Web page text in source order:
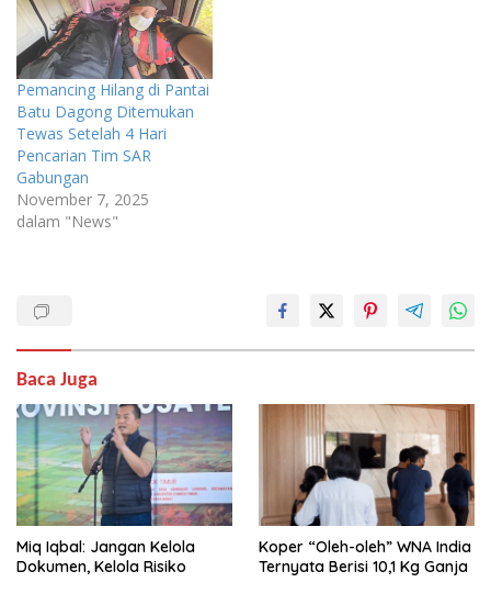
Pemancing Hilang di Pantai
Batu Dagong Ditemukan
Tewas Setelah 4 Hari
Pencarian Tim SAR
Gabungan
November 7, 2025
dalam "News"
Baca Juga
Miq Iqbal: Jangan Kelola
Dokumen, Kelola Risiko
Koper “Oleh-oleh” WNA India
Ternyata Berisi 10,1 Kg Ganja